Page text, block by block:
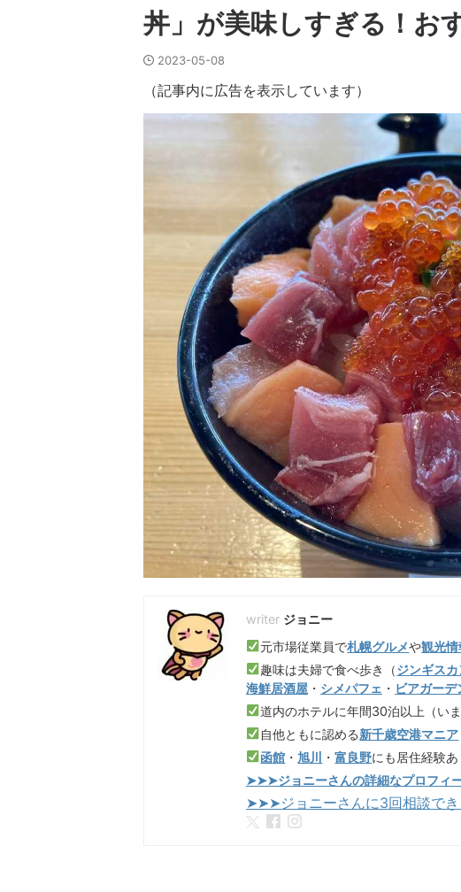
丼」が美味しすぎる！お
2023-05-08
（記事内に広告を表示しています）
ジョニー
元市場従業員で札幌グルメや観光情
趣味は夫婦で食べ歩き（ジンギスカ
海鮮居酒屋 ・ シメパフェ ・ ビアガーデ
道内のホテルに年間30泊以上（い
自他ともに認める新千歳空港マニア
函館 ・旭川 ・富良野にも居住経験あ
➤➤➤ジョニーさんの詳細なプロフィ
➤➤➤ジョニーさんに3回相談で